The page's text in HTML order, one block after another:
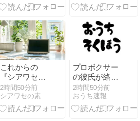
これからの
『シアワセの
素』について
2時間50分前
シアワセの素
プロボクサー
の彼氏が絡ん
できたDQN相
手に終始謝り
たおしててダ
2時間50分前
おうち速報